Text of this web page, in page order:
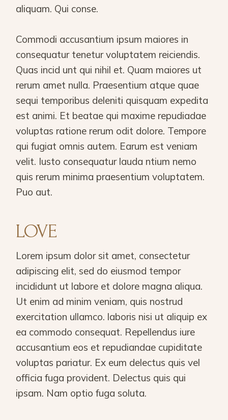
aliquam. Qui conse.
Commodi accusantium ipsum maiores in
consequatur tenetur voluptatem reiciendis.
Quas incid unt qui nihil et. Quam maiores ut
rerum amet nulla. Praesentium atque quae
sequi temporibus deleniti quisquam expedita
est animi. Et beatae qui maxime repudiadae
voluptas ratione rerum odit dolore. Tempore
qui fugiat omnis autem. Earum est veniam
velit. Iusto consequatur lauda ntium nemo
quis rerum minima praesentium voluptatem.
Puo aut.
LOVE
Lorem ipsum dolor sit amet, consectetur
adipiscing elit, sed do eiusmod tempor
incididunt ut labore et dolore magna aliqua.
Ut enim ad minim veniam, quis nostrud
exercitation ullamco. laboris nisi ut aliquip ex
ea commodo consequat. Repellendus iure
accusantium eos et repudiandae cupiditate
voluptas pariatur. Ex eum delectus quis vel
officia fuga provident. Delectus quis qui
ipsam. Nam optio fuga soluta.